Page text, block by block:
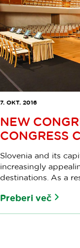
7. OKT. 2016
NEW
CONGRESS
Slovenia and its
increasingly
destinations. As a
Preberi več